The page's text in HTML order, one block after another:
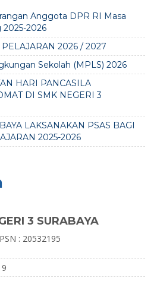
Anggota DPR RI Masa
2025-2026
2026 / 2027
Sekolah (MPLS) 2026
HARI PANCASILA
DI SMK NEGERI 3
LAKSANAKAN PSAS BAGI
2025-2026
3 SURABAYA
: 20532195